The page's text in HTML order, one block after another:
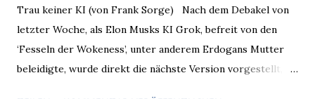
Trau keiner KI (von Frank Sorge) Nach dem Debakel von
letzter Woche, als Elon Musks KI Grok, befreit von den
‘Fesseln der Wokeness’, unter anderem Erdogans Mutter
beleidigte, wurde direkt die nächste Version vorgestellt,